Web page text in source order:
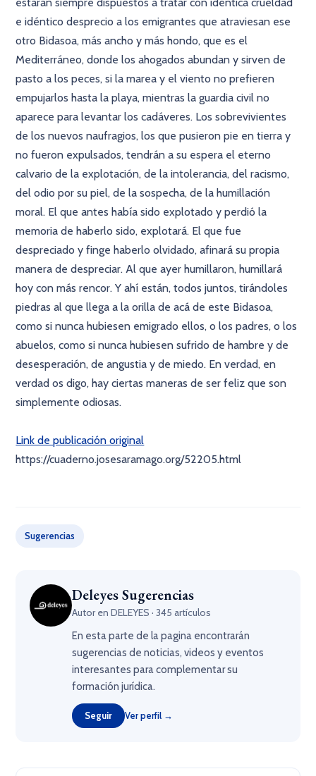
e idéntico desprecio a los emigrantes que atraviesan ese
otro Bidasoa, más ancho y más hondo, que es el
Mediterráneo, donde los ahogados abundan y sirven de
pasto a los peces, si la marea y el viento no prefieren
empujarlos hasta la playa, mientras la guardia civil no
aparece para levantar los cadáveres. Los sobrevivientes
de los nuevos naufragios, los que pusieron pie en tierra y
no fueron expulsados, tendrán a su espera el eterno
calvario de la explotación, de la intolerancia, del racismo,
del odio por su piel, de la sospecha, de la humillación
moral. El que antes había sido explotado y perdió la
memoria de haberlo sido, explotará. El que fue
despreciado y finge haberlo olvidado, afinará su propia
manera de despreciar. Al que ayer humillaron, humillará
hoy con más rencor. Y ahí están, todos juntos, tirándoles
piedras al que llega a la orilla de acá de este Bidasoa,
como si nunca hubiesen emigrado ellos, o los padres, o los
abuelos, como si nunca hubiesen sufrido de hambre y de
desesperación, de angustia y de miedo. En verdad, en
verdad os digo, hay ciertas maneras de ser feliz que son
simplemente odiosas.
Link de publicación original
https://cuaderno.josesaramago.org/52205.html
Sugerencias
Deleyes Sugerencias
Autor en DELEYES · 345 artículos
En esta parte de la pagina encontrarán
sugerencias de noticias, videos y eventos
interesantes para complementar su
formación jurídica.
Seguir Ver perfil →